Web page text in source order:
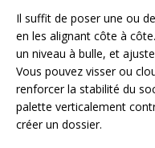
Il suffit de poser une ou
en les alignant côte à
un niveau à bulle, et
Vous pouvez visser ou
renforcer la stabilité du
palette verticalement
créer un dossier.